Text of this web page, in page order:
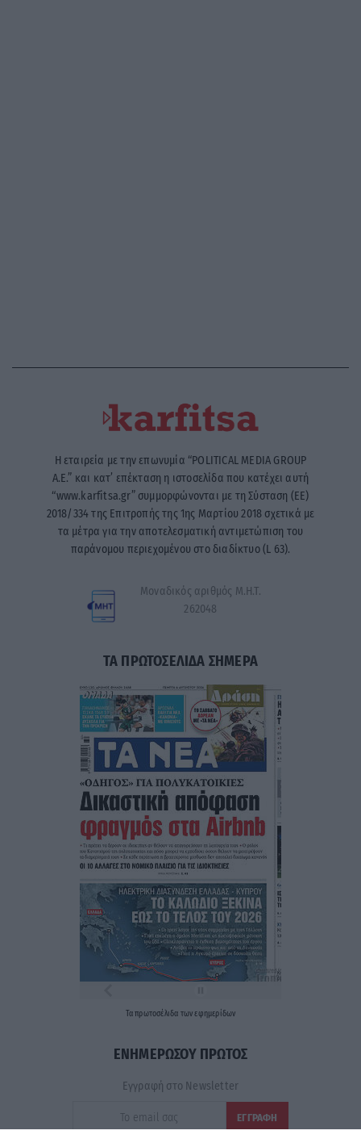
Η εταιρεία με την επωνυμία “POLITICAL MEDIA GROUP
A.E.” και κατ’ επέκταση η ιστοσελίδα που κατέχει αυτή
“www.karfitsa.gr” συμμορφώνονται με τη Σύσταση (ΕΕ)
2018/334 της Επιτροπής της 1ης Μαρτίου 2018 σχετικά με
τα μέτρα για την αποτελεσματική αντιμετώπιση του
παράνομου περιεχομένου στο διαδίκτυο (L 63).
Μοναδικός αριθμός Μ.Η.Τ.
262048
ΤΑ ΠΡΩΤΟΣΕΛΙΔΑ ΣΗΜΕΡΑ
Ταπρωτοσέλιδα τωνεφημερίδων
ΕΝΗΜΕΡΩΣΟΥ ΠΡΩΤΟΣ
Εγγραφή στο Newsletter